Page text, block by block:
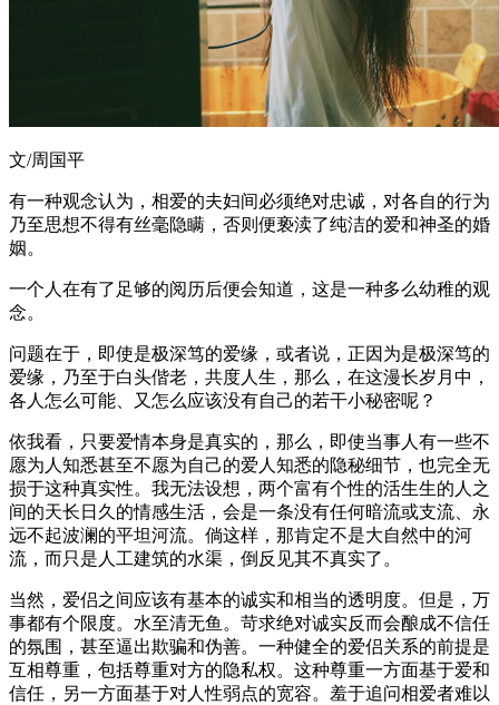
文/周国平
有一种观念认为，相爱的夫妇间必须绝对忠诚，对各自的行为
乃至思想不得有丝毫隐瞒，否则便亵渎了纯洁的爱和神圣的婚
姻。
一个人在有了足够的阅历后便会知道，这是一种多么幼稚的观
念。
问题在于，即使是极深笃的爱缘，或者说，正因为是极深笃的
爱缘，乃至于白头偕老，共度人生，那么，在这漫长岁月中，
各人怎么可能、又怎么应该没有自己的若干小秘密呢？
依我看，只要爱情本身是真实的，那么，即使当事人有一些不
愿为人知悉甚至不愿为自己的爱人知悉的隐秘细节，也完全无
损于这种真实性。我无法设想，两个富有个性的活生生的人之
间的天长日久的情感生活，会是一条没有任何暗流或支流、永
远不起波澜的平坦河流。倘这样，那肯定不是大自然中的河
流，而只是人工建筑的水渠，倒反见其不真实了。
当然，爱侣之间应该有基本的诚实和相当的透明度。但是，万
事都有个限度。水至清无鱼。苛求绝对诚实反而会酿成不信任
的氛围，甚至逼出欺骗和伪善。一种健全的爱侣关系的前提是
互相尊重，包括尊重对方的隐私权。这种尊重一方面基于爱和
信任，另一方面基于对人性弱点的宽容。羞于追问相爱者难以